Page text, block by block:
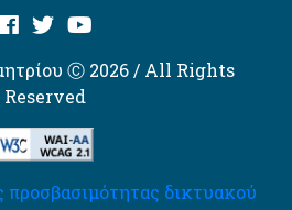
Ⓒ 2026 / All Rights
Reserved
δικτυακού